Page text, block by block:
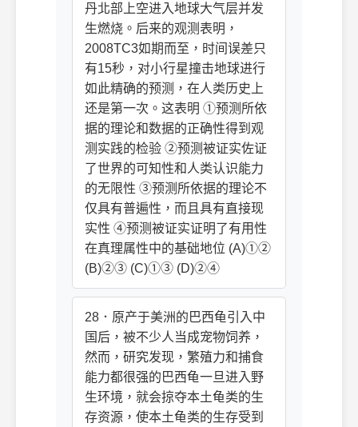
丹北部上空进入地球大气层并发
生燃烧。后来的观测表明，
2008TC3如期而至，时间误差只
有15秒，对小行星撞击地球进行
如此精确的预测，在人类历史上
还是第一次。这表明 ①预测所依
据的理论和数据的正确性得到观
测实践的检验 ②预测被证实佐证
了世界的可知性和人类认识能力
的无限性 ③预测所依据的理论不
仅具有普遍性，而且具有直接现
实性 ④预测被证实证明了有用性
在真理属性中的基础地位 (A)①②
(B)②③ (C)①③ (D)②④
28．原产于美洲的巴西龟引入中
国后，被不少人当成宠物饲养，
然而，研究发现，繁殖力和捕食
能力都很强的巴西龟一旦进入野
生环境，就会掠夺本土龟类的生
存资源，使本土龟类的生存受到